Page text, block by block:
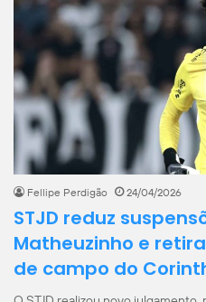
Fellipe Perdigão 24/04/2026
STJD reduz
Matheuzinho e
de campo do